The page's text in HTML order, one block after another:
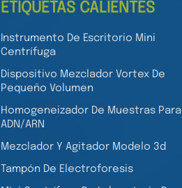
ETIQUETAS CALIENTES
Instrumento De Escritorio Mini
Centrífuga
Dispositivo Mezclador Vortex De
Pequeño Volumen
Homogeneizador De Muestras Para
ADN/ARN
Mezclador Y Agitador Modelo 3d
Tampón De Electroforesis